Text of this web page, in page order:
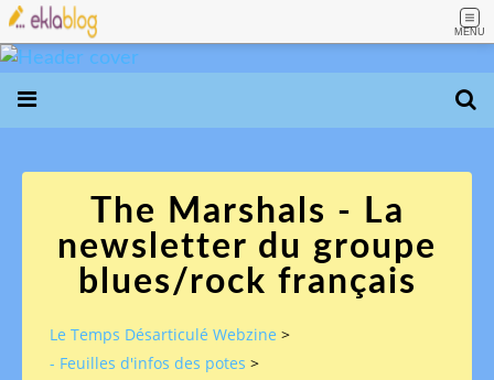
MENU
The Marshals - La
newsletter du groupe
blues/rock français
Le Temps Désarticulé Webzine >
- Feuilles d'infos des potes >